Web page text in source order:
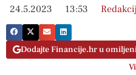
24.5.2023 13:53
Dodajte Financije.hr u